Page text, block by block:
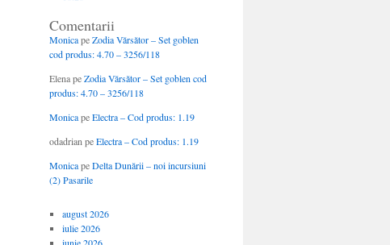
Comentarii
MonicapeZodia Vărsător – Set goblen
cod produs: 4.70 – 3256/118
ElenapeZodia Vărsător – Set goblen cod
produs: 4.70 – 3256/118
MonicapeElectra – Cod produs: 1.19
odadrian peElectra – Cod produs: 1.19
MonicapeDelta Dunării – noi incursiuni
(2) Pasarile
august 2026
iulie 2026